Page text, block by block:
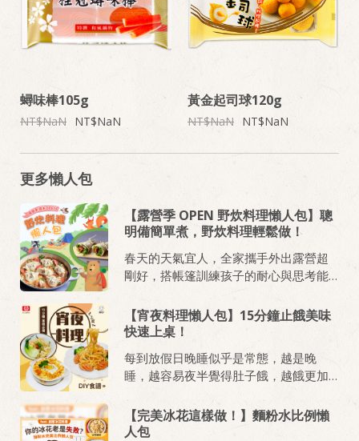
蟳味棒105g
NaN NaN
黃金起司球120g
NaN NaN
更多懶人包
【露營季 OPEN 野炊料理懶人包】聰
明備簡單煮，野炊料理輕鬆做！
春天的天氣宜人，全家攜手外出露營超
剛好，搭帳篷訓練孩子的耐心與思考能
的放鬆感，當媽的只要準備兩招野炊技
巧，快速完成午餐、下午茶、晚餐，坐
帶孩子們外出走走了嗎？筆記拿出來，
寫下《泰式打拋豬肉捲餅》和《義式起
通路，就能準備出發嚕！！
【宵夜料理懶人包】15分鐘止餓美味
快速上桌！
每到放假日晚睡似乎是常態，越是晚
睡，越容易夜半覺得肚子餓，越餓更加
胃，準備熱食飯麵料理給家人吃更安
心。15分鐘時間，使用輕鬆料理飯麵系
【完美冰花這樣做！】麵粉水比例懶
人包